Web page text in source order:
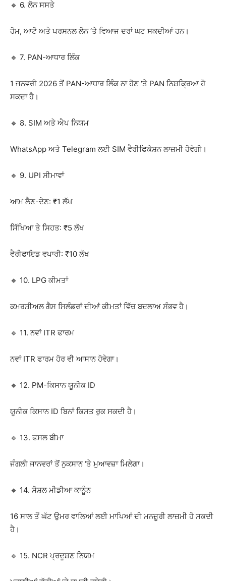
🔹 6. ਲੋਨ ਸਸਤੇ
ਹੋਮ, ਆਟੋ ਅਤੇ ਪਰਸਨਲ ਲੋਨ ‘ਤੇ ਵਿਆਜ ਦਰਾਂ ਘਟ ਸਕਦੀਆਂ ਹਨ।
🔹 7. PAN-ਆਧਾਰ ਲਿੰਕ
1 ਜਨਵਰੀ 2026 ਤੋਂ PAN-ਆਧਾਰ ਲਿੰਕ ਨਾ ਹੋਣ ‘ਤੇ PAN ਨਿਸ਼ਕ੍ਰਿਆ ਹੋ
ਸਕਦਾ ਹੈ।
🔹 8. SIM ਅਤੇ ਐਪ ਨਿਯਮ
WhatsApp ਅਤੇ Telegram ਲਈ SIM ਵੈਰੀਫਿਕੇਸ਼ਨ ਲਾਜ਼ਮੀ ਹੋਵੇਗੀ।
🔹 9. UPI ਸੀਮਾਵਾਂ
ਆਮ ਲੈਣ-ਦੇਣ: ₹1 ਲੱਖ
ਸਿੱਖਿਆ ਤੇ ਸਿਹਤ: ₹5 ਲੱਖ
ਵੈਰੀਫਾਇਡ ਵਪਾਰੀ: ₹10 ਲੱਖ
🔹 10. LPG ਕੀਮਤਾਂ
ਕਮਰਸ਼ੀਅਲ ਗੈਸ ਸਿਲੰਡਰਾਂ ਦੀਆਂ ਕੀਮਤਾਂ ਵਿੱਚ ਬਦਲਾਅ ਸੰਭਵ ਹੈ।
🔹 11. ਨਵਾਂ ITR ਫਾਰਮ
ਨਵਾਂ ITR ਫਾਰਮ ਹੋਰ ਵੀ ਆਸਾਨ ਹੋਵੇਗਾ।
🔹 12. PM-ਕਿਸਾਨ ਯੂਨੀਕ ID
ਯੂਨੀਕ ਕਿਸਾਨ ID ਬਿਨਾਂ ਕਿਸਤ ਰੁਕ ਸਕਦੀ ਹੈ।
🔹 13. ਫਸਲ ਬੀਮਾ
ਜੰਗਲੀ ਜਾਨਵਰਾਂ ਤੋਂ ਨੁਕਸਾਨ ‘ਤੇ ਮੁਆਵਜ਼ਾ ਮਿਲੇਗਾ।
🔹 14. ਸੋਸ਼ਲ ਮੀਡੀਆ ਕਾਨੂੰਨ
16 ਸਾਲ ਤੋਂ ਘੱਟ ਉਮਰ ਵਾਲਿਆਂ ਲਈ ਮਾਪਿਆਂ ਦੀ ਮਨਜ਼ੂਰੀ ਲਾਜ਼ਮੀ ਹੋ ਸਕਦੀ
ਹੈ।
🔹 15. NCR ਪ੍ਰਦੂਸ਼ਣ ਨਿਯਮ